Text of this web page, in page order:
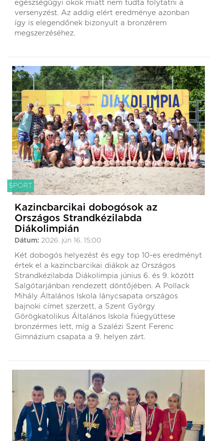
egészségügyi okok miatt nem tudta folytatni a
versenyzést. Az addig elért eredménye azonban
így is elegendőnek bizonyult a bronzérem
megszerzéséhez.
SPORT
Kazincbarcikai dobogósok az
Országos Strandkézilabda
Diákolimpián
Dátum: 2026. jún 16. 15:00
Két dobogós helyezést és egy top 10-es eredményt
értek el a kazincbarcikai diákok az Országos
Strandkézilabda Diákolimpia június 6. és 9. között
Salgótarjánban rendezett döntőjében. A Pollack
Mihály Általános Iskola lánycsapata országos
bajnoki címet szerzett, a Szent György
Görögkatolikus Általános Iskola fiúegyüttese
bronzérmes lett, míg a Szalézi Szent Ferenc
Gimnázium csapata a 9. helyen zárt.